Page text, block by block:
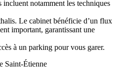
incluent notamment les techniques
Le cabinet bénéficie d’un flux
important, garantissant une
à un parking pour vous garer.
Saint-Étienne